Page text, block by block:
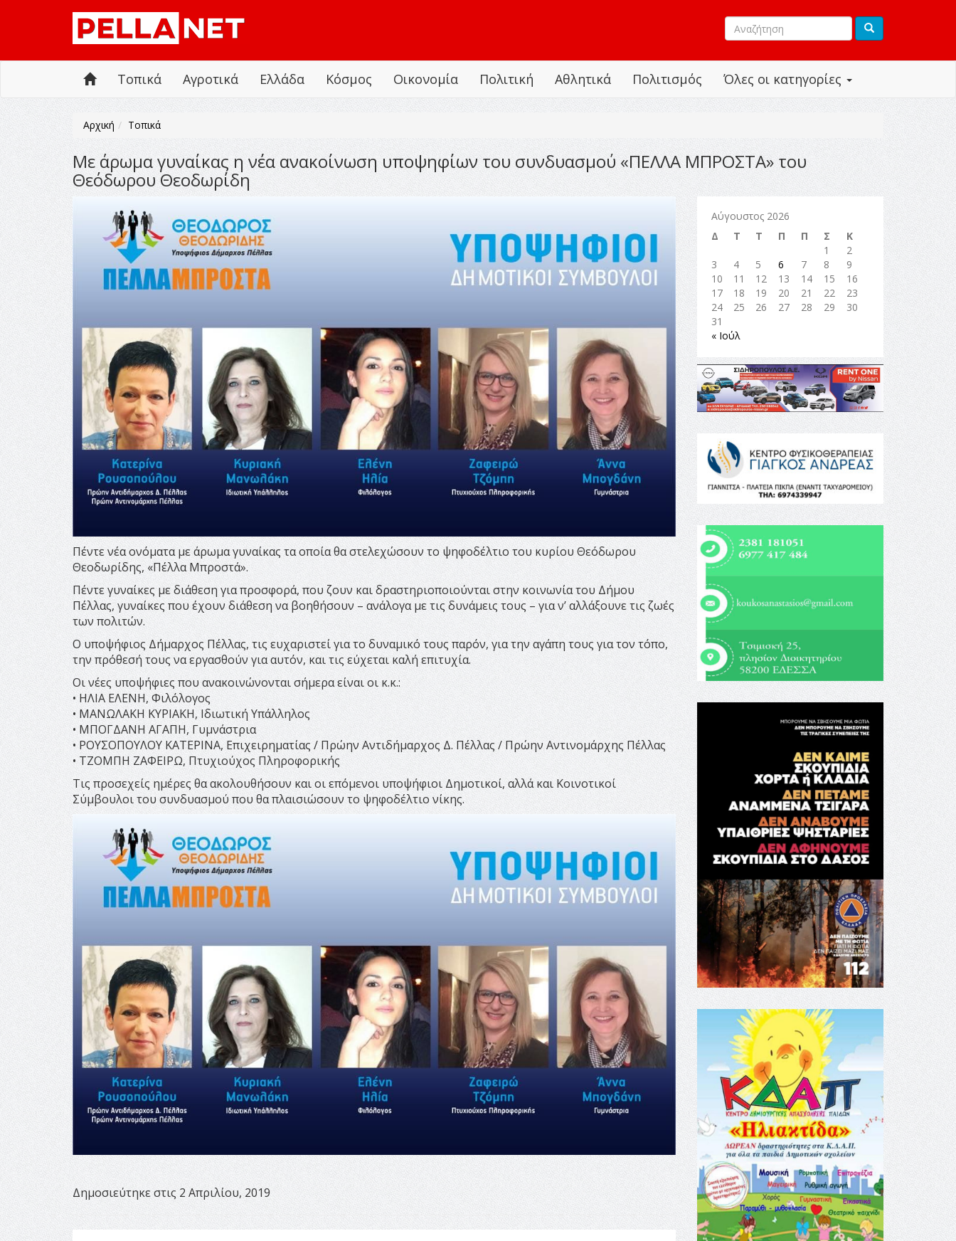
Όλες οι κατηγορίες
Τοπικά Αγροτικά Ελλάδα Κόσμος Οικονομία Πολιτική Αθλητικά Πολιτισμός
Αρχική Τοπικά
Με άρωμα γυναίκας η νέα ανακοίνωση υποψηφίων του συνδυασμού «ΠΕΛΛΑ ΜΠΡΟΣΤΑ» του
Θεόδωρου Θεοδωρίδη
Πέντε νέα ονόματα με άρωμα γυναίκας τα οποία θα στελεχώσουν το ψηφοδέλτιο του κυρίου Θεόδωρου
Θεοδωρίδης, «Πέλλα Μπροστά».
Πέντε γυναίκες με διάθεση για προσφορά, που ζουν και δραστηριοποιούνται στην κοινωνία του Δήμου
Πέλλας, γυναίκες που έχουν διάθεση να βοηθήσουν – ανάλογα με τις δυνάμεις τους – για ν’ αλλάξουνε τις ζωές
των πολιτών.
Ο υποψήφιος Δήμαρχος Πέλλας, τις ευχαριστεί για το δυναμικό τους παρόν, για την αγάπη τους για τον τόπο,
την πρόθεσή τους να εργασθούν για αυτόν, και τις εύχεται καλή επιτυχία.
Οι νέες υποψήφιες που ανακοινώνονται σήμερα είναι οι κ.κ.:
• ΗΛΙΑ ΕΛΕΝΗ, Φιλόλογος
• ΜΑΝΩΛΑΚΗ ΚΥΡΙΑΚΗ, Ιδιωτική Υπάλληλος
• ΜΠΟΓΔΑΝΗ ΑΓΑΠΗ, Γυμνάστρια
• ΡΟΥΣΟΠΟΥΛΟΥ ΚΑΤΕΡΙΝΑ, Επιχειρηματίας / Πρώην Αντιδήμαρχος Δ. Πέλλας / Πρώην Αντινομάρχης Πέλλας
• ΤΖΟΜΠΗ ΖΑΦΕΙΡΩ, Πτυχιούχος Πληροφορικής
Τις προσεχείς ημέρες θα ακολουθήσουν και οι επόμενοι υποψήφιοι Δημοτικοί, αλλά και Κοινοτικοί
Σύμβουλοι του συνδυασμού που θα πλαισιώσουν το ψηφοδέλτιο νίκης.
Δημοσιεύτηκε στις 2 Απριλίου, 2019
Αύγουστος 2026
Δ
Τ Τ Π Π Σ
Κ
1
2
3
4 5 6 7 8
9
10
11 12 13 14 15
16
17
18 19 20 21 22
23
24
25 26 27 28 29
30
31
« Ιούλ